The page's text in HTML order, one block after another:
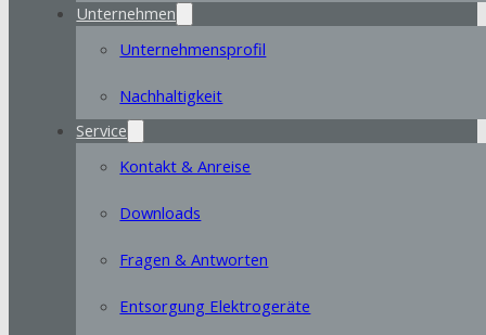
Unternehmen
Unternehmensprofil
Nachhaltigkeit
Service
Kontakt & Anreise
Downloads
Fragen & Antworten
Entsorgung Elektrogeräte